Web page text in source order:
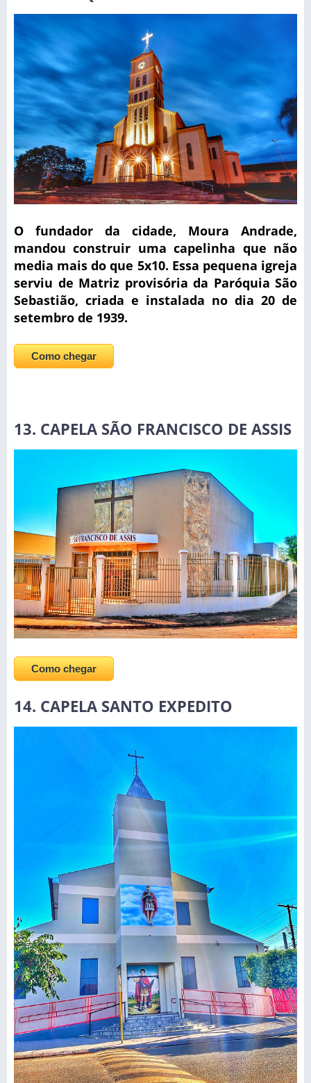
O fundador da cidade, Moura Andrade,
mandou construir uma capelinha que não
media mais do que 5x10. Essa pequena igreja
serviu de Matriz provisória da Paróquia São
Sebastião, criada e instalada no dia 20 de
setembro de 1939.
Como chegar
13. CAPELA SÃO FRANCISCO DE ASSIS
Como chegar
14. CAPELA SANTO EXPEDITO